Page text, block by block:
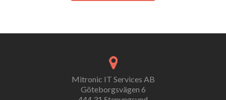
Mitronic IT Services AB
Göteborgsvägen 6